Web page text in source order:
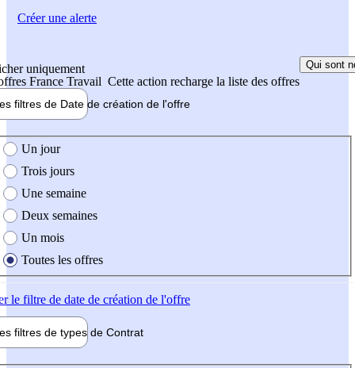
uniquement
France Travail Cette action recharge la liste des offres
Qui sont
filtres de Date de création de l'offre
création de l'offre
Un jour
Trois jours
Une semaine
Deux semaines
Un mois
Toutes les offres
le filtre de date de création de l'offre
filtres de types de Contrat
Créer une alerte